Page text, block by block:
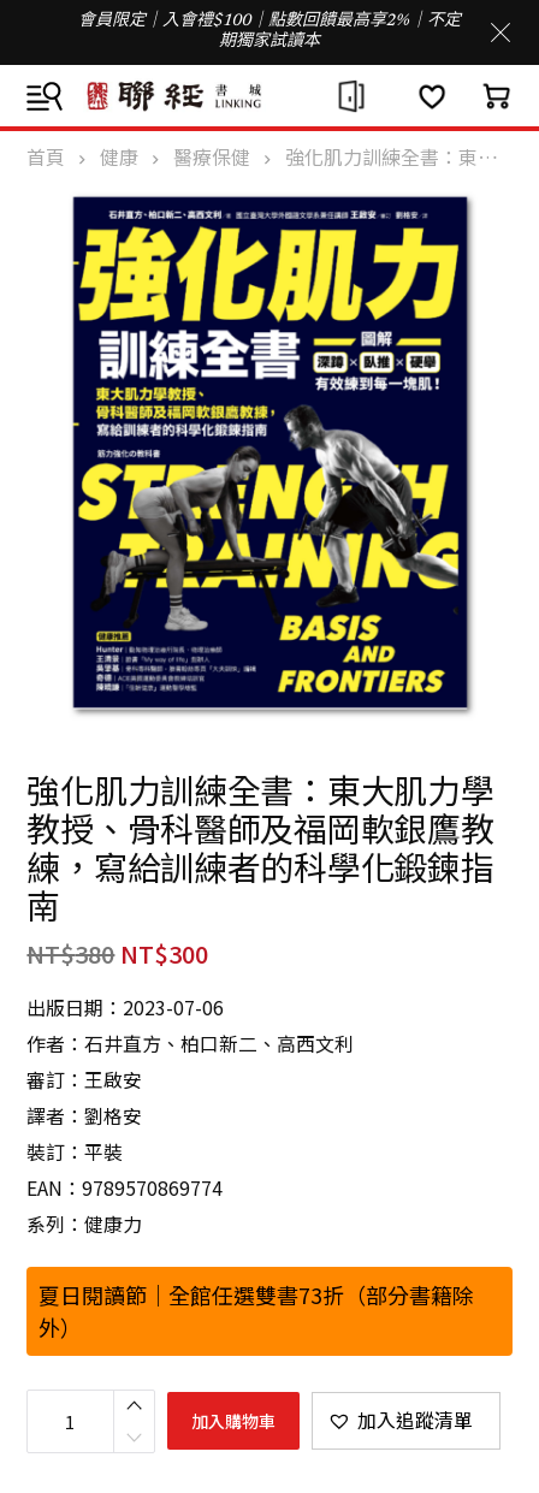
會員限定｜入會禮$100｜點數回饋最高享2%｜不定
期獨家試讀本
首頁 健康 醫療保健 強化肌力訓練全書：東大肌力學教授、骨科醫師及福岡軟銀鷹教練，寫給訓練者的科學化鍛鍊指南
強化肌力訓練全書：東大肌力學
教授、骨科醫師及福岡軟銀鷹教
練，寫給訓練者的科學化鍛鍊指
南
NT$380 NT$300
出版日期：2023-07-06
作者：石井直方、柏口新二、高西文利
審訂：王啟安
譯者：劉格安
裝訂：平裝
EAN：9789570869774
系列：健康力
夏日閱讀節｜全館任選雙書73折（部分書籍除
外）
強
力
加入購物車 加入追蹤清單